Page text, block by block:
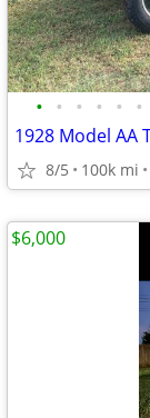
• • • • • •
1928 Model AA
8/5 100k mi
$6,000